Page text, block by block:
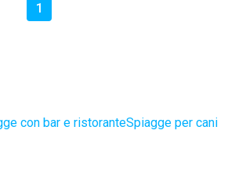
1
con bar e ristoranteSpiagge per cani